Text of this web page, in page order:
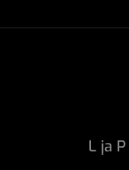
L ja